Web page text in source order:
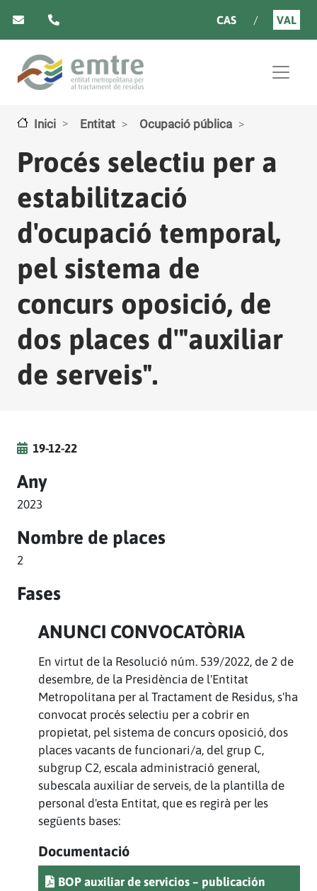
CAS VAL
Inici Entitat Ocupació pública
Procés selectiu per a
estabilització
d'ocupació temporal,
pel sistema de
concurs oposició, de
dos places d'"auxiliar
de serveis".
19-12-22
Any
2023
Nombre de places
2
Fases
ANUNCI CONVOCATÒRIA
En virtut de la Resolució núm. 539/2022, de 2 de
desembre, de la Presidència de l'Entitat
Metropolitana per al Tractament de Residus, s'ha
convocat procés selectiu per a cobrir en
propietat, pel sistema de concurs oposició, dos
places vacants de funcionari/a, del grup C,
subgrup C2, escala administració general,
subescala auxiliar de serveis, de la plantilla de
personal d'esta Entitat, que es regirà per les
següents bases:
Documentació
BOP auxiliar de servicios – publicación